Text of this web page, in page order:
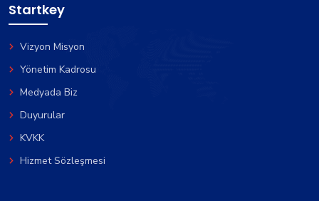
Startkey
Vizyon Misyon
Yönetim Kadrosu
Medyada Biz
Duyurular
KVKK
Hizmet Sözleşmesi